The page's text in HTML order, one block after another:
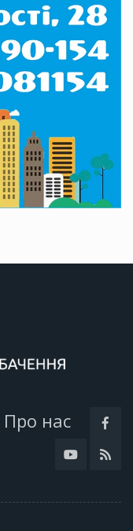
Про нас